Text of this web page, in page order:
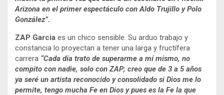
Arizona en el primer espectáculo con Aldo Trujillo y Polo
González”.
ZAP Garcia es un chico sensible. Su arduo trabajo y
constancia lo proyectan a tener una larga y fructífera
carrera “Cada día trato de superarme a mí mismo, no
compito con nadie, solo con ZAP; creo que de 3 a 5 años
ya seré un artista reconocido y consolidado si Dios me lo
permite, tengo mucha Fe en Dios y pues es la Fe la que